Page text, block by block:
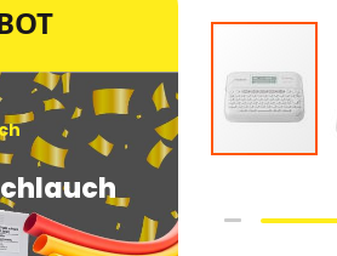
Industrie
(2:1)